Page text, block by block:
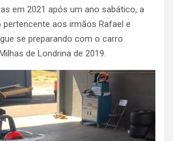
em 2021 após um ano sabático, a
pertencente aos irmãos Rafael e
se preparando com o carro
de Londrina de 2019.